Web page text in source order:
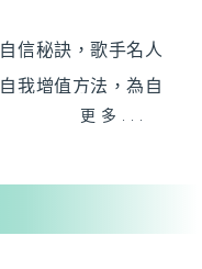
信秘訣，歌手名人
我增值方法，為自
今天「美」並不單
。
更多...